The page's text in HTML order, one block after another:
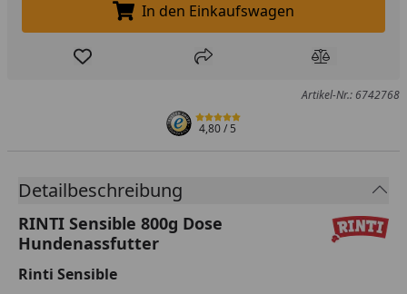
In den Einkaufswagen legen
In den Einkaufswagen
Produkt zur Wunschliste hinzufügen
Teilen Produkt
Artikel-Nr.: 6742768
4,80/ 5
Detailbeschreibung
RINTI Sensible 800g Dose
Hundenassfutter
Rinti Sensible